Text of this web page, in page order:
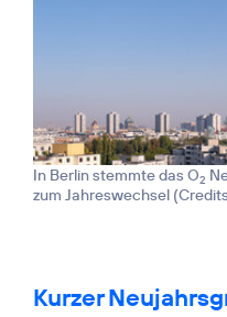
In Berlin stemmte das O2
zum Jahreswechsel (
Kurzer